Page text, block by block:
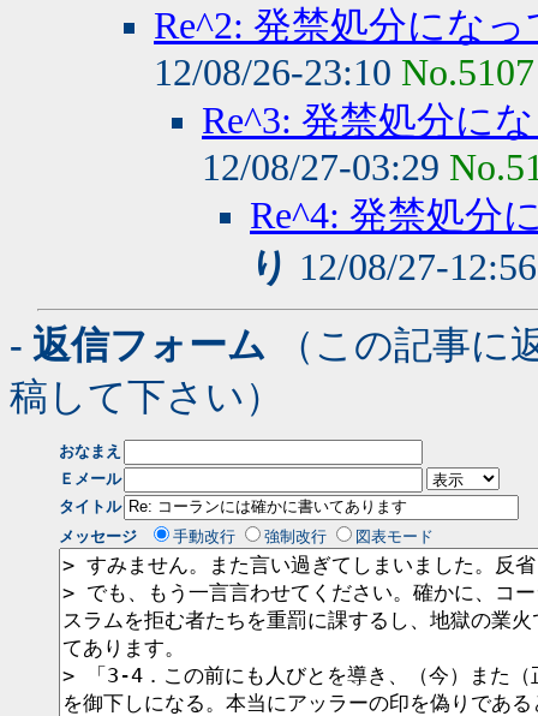
Re^2: 発禁処分にな
12/08/26-23:10 No.5107
Re^3: 発禁処分に
12/08/27-03:29
Re^4: 発禁処分
り 12/08/27-
- 返信フォーム （この記事に
稿して下さい）
おなまえ
Ｅメール
タイトル
メッセージ
手動改行 強制改行 図表モード